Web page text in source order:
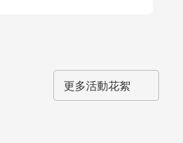
更多活動花絮